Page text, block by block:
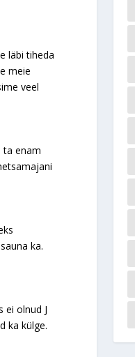
läbi tiheda
meie
veel
ta enam
ka.
ei olnud J
ka külge.